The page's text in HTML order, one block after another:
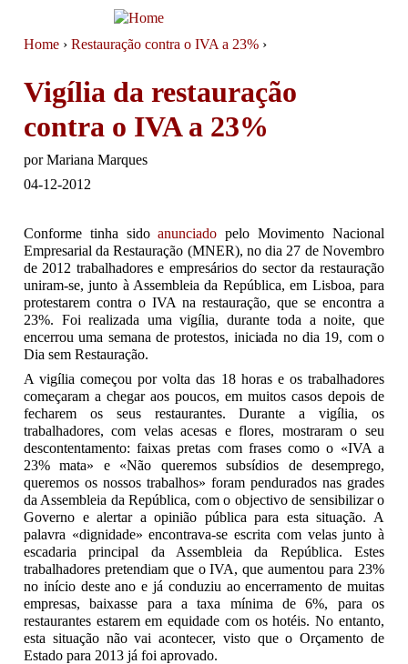
You are here
Home › Restauração contra o IVA a 23% ›
Vigília da restauração
contra o IVA a 23%
porMariana Marques
04-12-2012
Conforme tinha sidoanunciado pelo Movimento Nacional
Empresarial da Restauração (MNER), no dia 27 de Novembro
de 2012 trabalhadores e empresários do sector da restauração
uniram-se, junto à Assembleia da República, em Lisboa, para
protestarem contra o IVA na restauração, que se encontra a
23%. Foi realizada uma vigília, durante toda a noite, que
encerrou uma semana de protestos, iniciada no dia 19, com o
Dia sem Restauração.
A vigília começou por volta das 18 horas e os trabalhadores
começaram a chegar aos poucos, em muitos casos depois de
fecharem os seus restaurantes. Durante a vigília, os
trabalhadores, com velas acesas e flores, mostraram o seu
descontentamento: faixas pretas com frases como o «IVA a
23% mata» e «Não queremos subsídios de desemprego,
queremos os nossos trabalhos» foram pendurados nas grades
da Assembleia da República, com o objectivo de sensibilizar o
Governo e alertar a opinião pública para esta situação. A
palavra «dignidade» encontrava-se escrita com velas junto à
escadaria principal da Assembleia da República. Estes
trabalhadores pretendiam que o IVA, que aumentou para 23%
no início deste ano e já conduziu ao encerramento de muitas
empresas, baixasse para a taxa mínima de 6%, para os
restaurantes estarem em equidade com os hotéis. No entanto,
esta situação não vai acontecer, visto que o Orçamento de
Estado para 2013 já foi aprovado.